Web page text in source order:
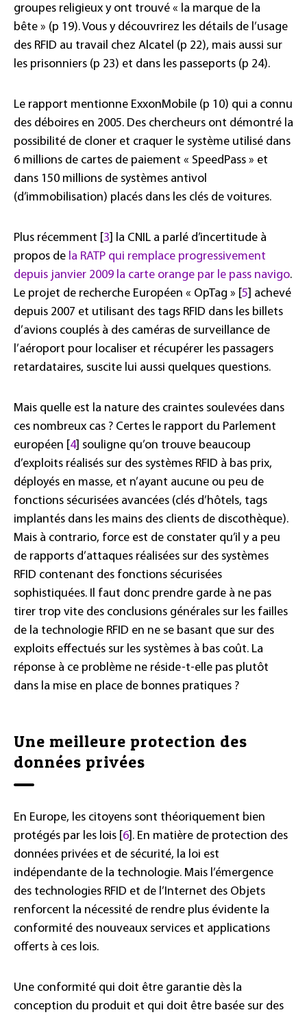
groupes religieux y ont trouvé « la marque de la
bête » (p 19). Vous y découvrirez les détails de l’usage
des RFID au travail chez Alcatel (p 22), mais aussi sur
les prisonniers (p 23) et dans les passeports (p 24).
Le rapport mentionne ExxonMobile (p 10) qui a connu
des déboires en 2005. Des chercheurs ont démontré la
possibilité de cloner et craquer le système utilisé dans
6 millions de cartes de paiement « SpeedPass » et
dans 150 millions de systèmes antivol
(d’immobilisation) placés dans les clés de voitures.
Plus récemment [3] la CNIL a parlé d’incertitude à
propos de la RATP qui remplace progressivement
depuis janvier 2009 la carte orange par le pass navigo.
Le projet de recherche Européen « OpTag » [5] achevé
depuis 2007 et utilisant des tags RFID dans les billets
d’avions couplés à des caméras de surveillance de
l’aéroport pour localiser et récupérer les passagers
retardataires, suscite lui aussi quelques questions.
Mais quelle est la nature des craintes soulevées dans
ces nombreux cas ? Certes le rapport du Parlement
européen [4] souligne qu’on trouve beaucoup
d’exploits réalisés sur des systèmes RFID à bas prix,
déployés en masse, et n’ayant aucune ou peu de
fonctions sécurisées avancées (clés d’hôtels, tags
implantés dans les mains des clients de discothèque).
Mais à contrario, force est de constater qu’il y a peu
de rapports d’attaques réalisées sur des systèmes
RFID contenant des fonctions sécurisées
sophistiquées. Il faut donc prendre garde à ne pas
tirer trop vite des conclusions générales sur les failles
de la technologie RFID en ne se basant que sur des
exploits effectués sur les systèmes à bas coût. La
réponse à ce problème ne réside-t-elle pas plutôt
dans la mise en place de bonnes pratiques ?
Une meilleure protection des
données privées
En Europe, les citoyens sont théoriquement bien
protégés par les lois [6]. En matière de protection des
données privées et de sécurité, la loi est
indépendante de la technologie. Mais l’émergence
des technologies RFID et de l’Internet des Objets
renforcent la nécessité de rendre plus évidente la
conformité des nouveaux services et applications
offerts à ces lois.
Une conformité qui doit être garantie dès la
conception du produit et qui doit être basée sur des